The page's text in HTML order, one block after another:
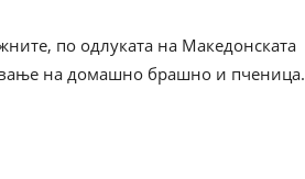
по одлуката на Македонската
на домашно брашно и пченица.